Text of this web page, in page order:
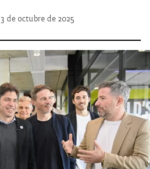
3 de octubre de 2025